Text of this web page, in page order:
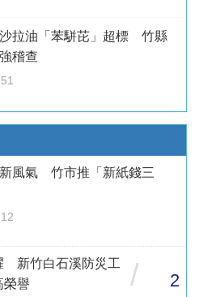
拉油「苯駢芘」超標 竹縣
稽查
風氣 竹市推「新紙錢三
新竹白石溪防災工
榮譽
/ 2